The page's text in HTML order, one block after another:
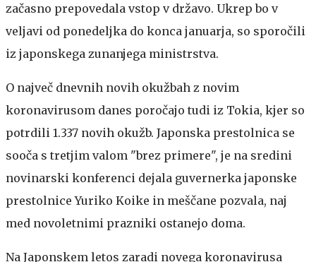
začasno prepovedala vstop v državo. Ukrep bo v
veljavi od ponedeljka do konca januarja, so sporočili
iz japonskega zunanjega ministrstva.
O največ dnevnih novih okužbah z novim
koronavirusom danes poročajo tudi iz Tokia, kjer so
potrdili 1.337 novih okužb. Japonska prestolnica se
sooča s tretjim valom "brez primere", je na sredini
novinarski konferenci dejala guvernerka japonske
prestolnice Yuriko Koike in meščane pozvala, naj
med novoletnimi prazniki ostanejo doma.
Na Japonskem letos zaradi novega koronavirusa